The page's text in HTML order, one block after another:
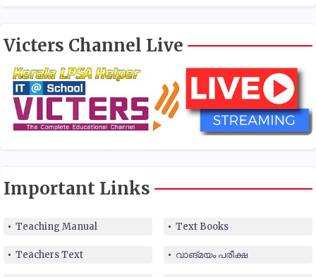
Victers Channel Live
Important Links
Teaching Manual Text Books
Teachers Text വാങ്മയം പരീക്ഷ